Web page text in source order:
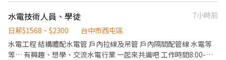
區太順路200號） 時間：15:00～16:00 ►初級、一級 16:10～17:10
►一級、二級 休假制度 依公司規定 可上班日 不限 需求人數 8人 FB
徵人格式 工作內容： 1. 熱愛運動，會基本直排輪者佳。 2. 對小朋友
熱情有耐心，應徵來函請告知適合面試時間。 (白天或晚上，平日或
假日皆可)，簡單敘述自己學直排輪或者運動項目之經歷。
水電技術人員、學徒
7小時前
日薪$1568 ~ $2300
台中市西屯區
水電工程 結構體配水電管 戶內拉線及吊管 戶內隔間配管線 水電等
等… 有興趣、想學、交流水電行業 一起來共識吧 工作時間8:00-